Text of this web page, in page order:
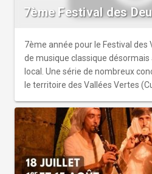
accompagnés obligatoirement
disponibles
7ème Festival des
7ème année pour le Festival des
de musique classique désormais
local. Une série de nombreux
le territoire des Vallées Vertes
Montbozon et Thieffrans). Les
de cette halte dans leur carrière
s'installer dans nos villages,
musicales conviviales et
à tous. L'entrée est libre.